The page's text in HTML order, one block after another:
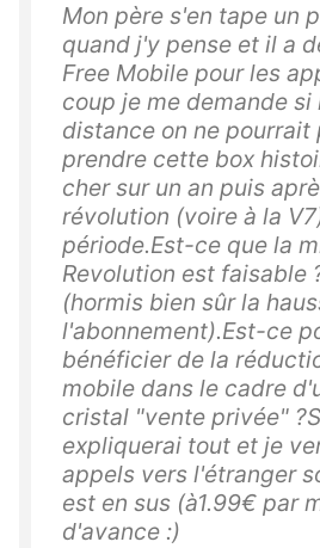
Mon père s'en tape un
quand j'y pense et il a
Free Mobile pour les
coup je me demande
distance on ne pourrait
prendre cette box
cher sur un an puis
révolution (voire à la
période.Est-ce que la
Revolution est faisable
(hormis bien sûr la
l'abonnement).Est-ce
bénéficier de la
mobile dans le cadre
cristal "vente privée"
expliquerai tout et je
appels vers l'étranger
est en sus (à1.99€ par
d'avance :)